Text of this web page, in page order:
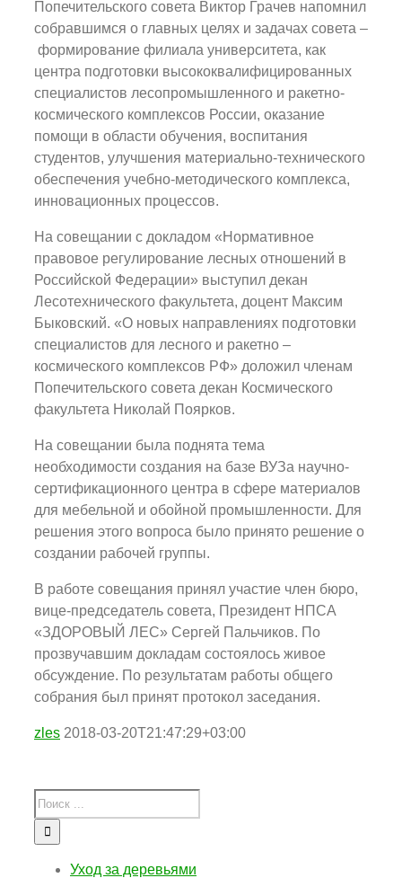
Попечительского совета Виктор Грачев напомнил
собравшимся о главных целях и задачах совета –
формирование филиала университета, как
центра подготовки высококвалифицированных
специалистов лесопромышленного и ракетно-
космического комплексов России, оказание
помощи в области обучения, воспитания
студентов, улучшения материально-технического
обеспечения учебно-методического комплекса,
инновационных процессов.
На совещании с докладом «Нормативное
правовое регулирование лесных отношений в
Российской Федерации» выступил декан
Лесотехнического факультета, доцент Максим
Быковский. «О новых направлениях подготовки
специалистов для лесного и ракетно –
космического комплексов РФ» доложил членам
Попечительского совета декан Космического
факультета Николай Поярков.
На совещании была поднята тема
необходимости создания на базе ВУЗа научно-
сертификационного центра в сфере материалов
для мебельной и обойной промышленности. Для
решения этого вопроса было принято решение о
создании рабочей группы.
В работе совещания принял участие член бюро,
вице-председатель совета, Президент НПСА
«ЗДОРОВЫЙ ЛЕС» Сергей Пальчиков. По
прозвучавшим докладам состоялось живое
обсуждение. По результатам работы общего
собрания был принят протокол заседания.
zles 2018-03-20T21:47:29+03:00
Уход за деревьями